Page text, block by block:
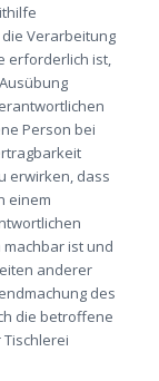
Verarbeitung
erforderlich ist,
Person bei
erwirken, dass
einem
ist und
anderer
des
die betroffene